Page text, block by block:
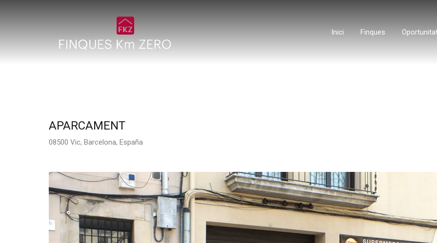
Inici Finques
APARCAMENT
08500 Vic, Barcelona, España